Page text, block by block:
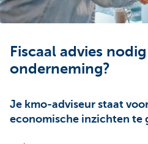
Fiscaal advies
onderneming?
Je kmo-adviseur staat
economische inzichten te